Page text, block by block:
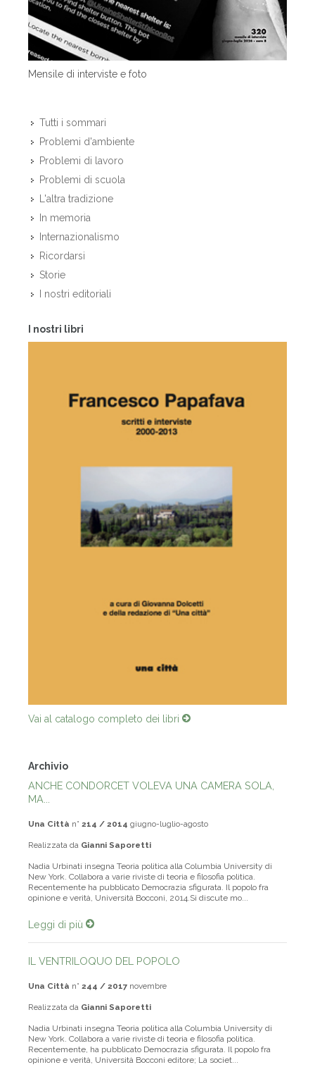
Mensile di interviste e foto
Tutti i sommari
Problemi d'ambiente
Problemi di lavoro
Problemi di scuola
L'altra tradizione
In memoria
Internazionalismo
Ricordarsi
Storie
I nostri editoriali
I nostri libri
Vai al catalogo completo dei libri
Archivio
ANCHE CONDORCET VOLEVA UNA CAMERA SOLA,
MA...
Una Città n° 214 / 2014 giugno-luglio-agosto
Realizzata da Gianni Saporetti
Nadia Urbinati insegna Teoria politica alla Columbia University di
New York. Collabora a varie riviste di teoria e filosofia politica.
Recentemente ha pubblicato Democrazia sfigurata. Il popolo fra
opinione e verità, Università Bocconi, 2014.Si discute mo...
Leggi di più
IL VENTRILOQUO DEL POPOLO
Una Città n° 244 / 2017 novembre
Realizzata da Gianni Saporetti
Nadia Urbinati insegna Teoria politica alla Columbia University di
New York. Collabora a varie riviste di teoria e filosofia politica.
Recentemente, ha pubblicato Democrazia sfigurata. Il popolo fra
opinione e verità, Università Bocconi editore; La societ...